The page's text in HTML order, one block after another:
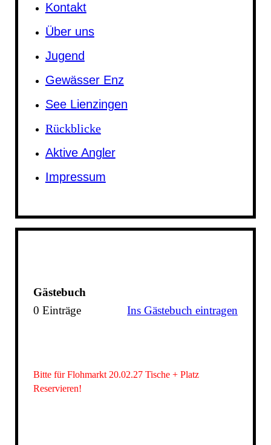
Kontakt
Über uns
Jugend
Gewässer Enz
See Lienzingen
Rückblicke
Aktive Angler
Impressum
Gästebuch
0 Einträge
Ins Gästebuch eintragen
Bitte für Flohmarkt 20.02.27 Tische + Platz
Reservieren!